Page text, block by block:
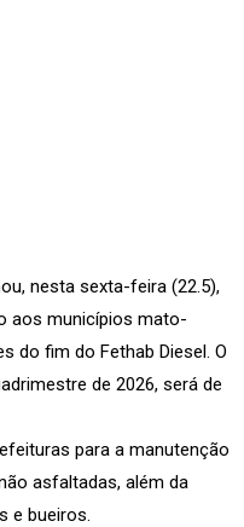
nesta sexta-feira (22.5),
aos municípios mato-
do fim do Fethab Diesel. O
de 2026, será de
para a manutenção
asfaltadas, além da
e bueiros.